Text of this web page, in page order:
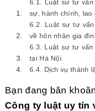
6.1. Luật sư tư
sự, hành chính, lao
6.2. Luật sư tư
về hôn nhân gia
6.3. Luật sư tư
tại Hà Nội
6.4. Dịch vụ thành
Bạn đang băn
Công ty luật uy tín